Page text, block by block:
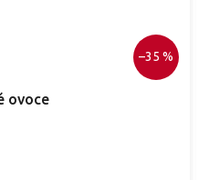
–35 %
ovoce